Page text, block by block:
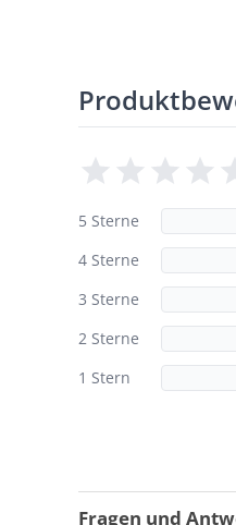
5 Sterne
4 Sterne
3 Sterne
2 Sterne
1 Stern
Fragen und